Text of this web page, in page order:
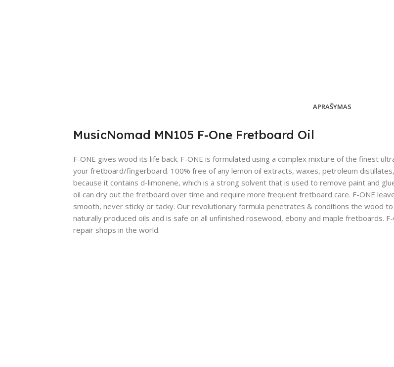
APRAŠYMAS
MusicNomad MN105 F-One Fretboard Oil
F-ONE gives wood its life back. F-ONE is formulated using a complex mixture of the finest
your fretboard/fingerboard. 100% free of any lemon oil extracts, waxes, petroleum
because it contains d-limonene, which is a strong solvent that is used to remove paint and
oil can dry out the fretboard over time and require more frequent fretboard care. F-ONE
smooth, never sticky or tacky. Our revolutionary formula penetrates & conditions the wood
naturally produced oils and is safe on all unfinished rosewood, ebony and maple fretboards.
repair shops in the world.